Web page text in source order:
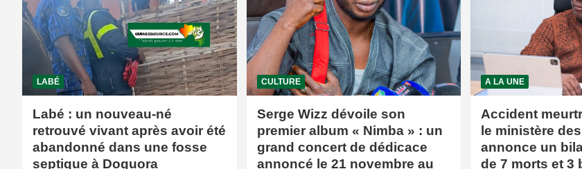
LABÉ
Labé : un nouveau-né
retrouvé vivant après avoir été
abandonné dans une fosse
septique à Doguora
CULTURE
Serge Wizz dévoile son
premier album « Nimba » : un
grand concert de dédicace
annoncé le 21 novembre au
A LA UNE
Accident
le ministère
annonce un
de 7 morts et 3